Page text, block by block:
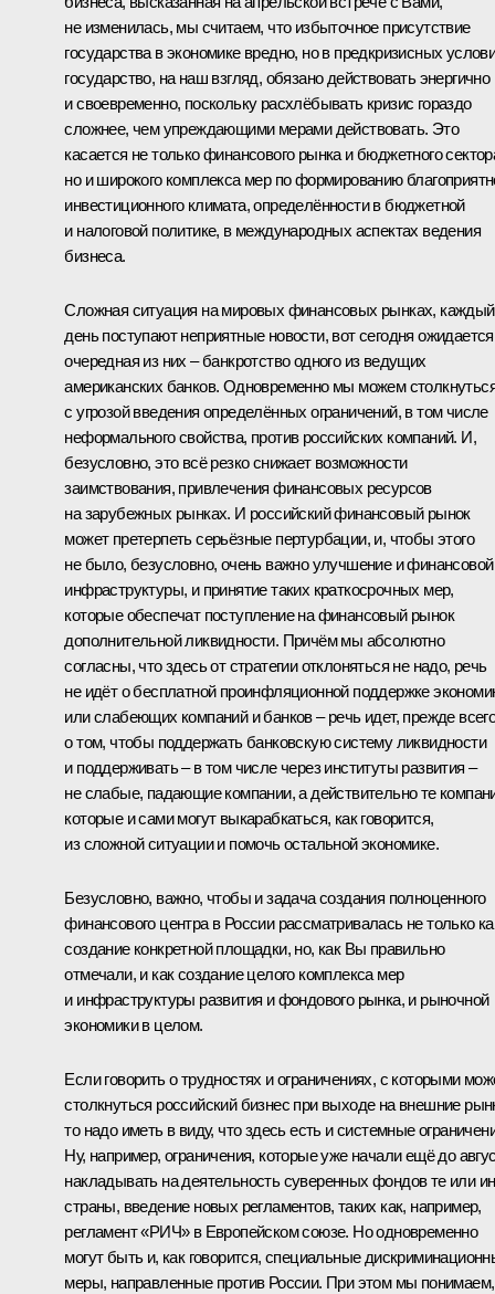
не изменилась, мы считаем, что избыточное присутствие
государства в экономике вредно, но в предкризисных
государство, на наш взгляд, обязано действовать энергично
и своевременно, поскольку расхлёбывать кризис гораздо
сложнее, чем упреждающими мерами действовать. Это
касается не только финансового рынка и бюджетного
но и широкого комплекса мер по формированию
инвестиционного климата, определённости в бюджетной
и налоговой политике, в международных аспектах ведения
бизнеса.
Сложная ситуация на мировых финансовых рынках, каждый
день поступают неприятные новости, вот сегодня ожидается
очередная из них – банкротство одного из ведущих
американских банков. Одновременно мы можем
с угрозой введения определённых ограничений, в том числе
неформального свойства, против российских компаний. И,
безусловно, это всё резко снижает возможности
заимствования, привлечения финансовых ресурсов
на зарубежных рынках. И российский финансовый рынок
может претерпеть серьёзные пертурбации, и, чтобы этого
не было, безусловно, очень важно улучшение и финансовой
инфраструктуры, и принятие таких краткосрочных мер,
которые обеспечат поступление на финансовый рынок
дополнительной ликвидности. Причём мы абсолютно
согласны, что здесь от стратегии отклоняться не надо, речь
не идёт о бесплатной проинфляционной поддержке
или слабеющих компаний и банков – речь идет, прежде
о том, чтобы поддержать банковскую систему ликвидности
и поддерживать – в том числе через институты развития –
не слабые, падающие компании, а действительно те
которые и сами могут выкарабкаться, как говорится,
из сложной ситуации и помочь остальной экономике.
Безусловно, важно, чтобы и задача создания полноценного
финансового центра в России рассматривалась не только
создание конкретной площадки, но, как Вы правильно
отмечали, и как создание целого комплекса мер
и инфраструктуры развития и фондового рынка, и рыночной
экономики в целом.
Если говорить о трудностях и ограничениях, с которыми
столкнуться российский бизнес при выходе на внешние
то надо иметь в виду, что здесь есть и системные
Ну, например, ограничения, которые уже начали ещё до
накладывать на деятельность суверенных фондов те или
страны, введение новых регламентов, таких как, например,
регламент «РИЧ» в Европейском союзе. Но одновременно
могут быть и, как говорится, специальные
меры, направленные против России. При этом мы понимаем,